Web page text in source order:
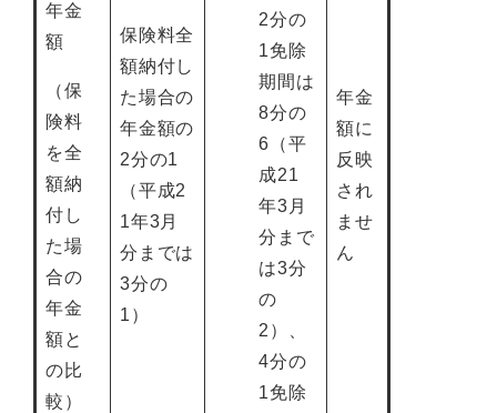
年金
額
（保
険料
を全
額納
付し
た場
合の
年金
額と
の比
較）
保険料全
額納付し
た場合の
年金額の
2分の1
（平成2
1年3月
分までは
3分の
1）
2分の
1免除
期間は
8分の
6（平
成21
年3月
分まで
は3分
の
2）、
4分の
1免除
年金
額に
反映
され
ませ
ん